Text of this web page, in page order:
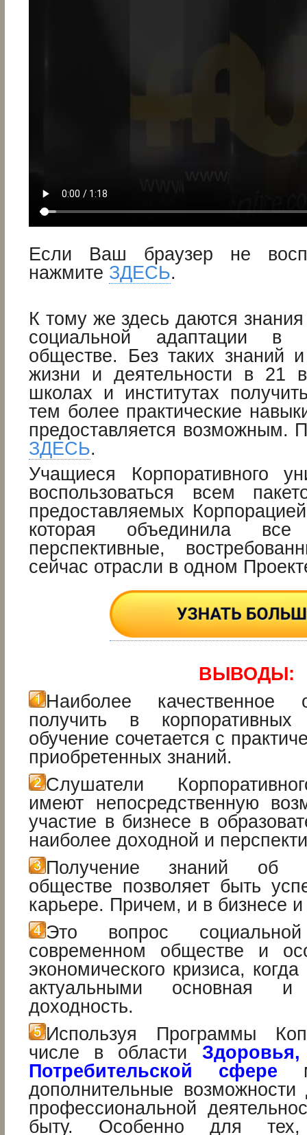
Если Ваш браузер не
нажмите ЗДЕСЬ.
К тому же здесь даются
социальной адаптации в
обществе. Без таких знаний
жизни и деятельности в 21
школах и институтах
тем более практические
предоставляется возможным.
ЗДЕСЬ.
Учащиеся Корпоративного
воспользоваться всем
предоставляемых
которая объединила
перспективные,
сейчас отрасли в одном
ВЫВОДЫ:
Наиболее качественное
получить в корпоративных
обучение сочетается с
приобретенных знаний.
Слушатели
имеют непосредственную
участие в бизнесе в
наиболее доходной и
Получение знаний об
обществе позволяет быть
карьере. Причем, и в бизнесе
Это вопрос
современном обществе и
экономического кризиса,
актуальными основная и
доходность.
Используя Программы
числе в области
Потребительской сфере
дополнительные возможности
профессиональной
быту. Особенно для